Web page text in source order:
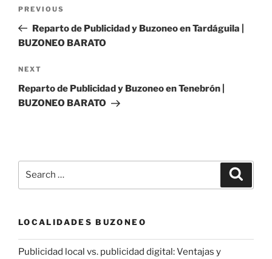
Previous
Post
PREVIOUS
Reparto de Publicidad y Buzoneo en Tardáguila |
BUZONEO BARATO
Next
Post
NEXT
Reparto de Publicidad y Buzoneo en Tenebrón |
BUZONEO BARATO
LOCALIDADES BUZONEO
Publicidad local vs. publicidad digital: Ventajas y